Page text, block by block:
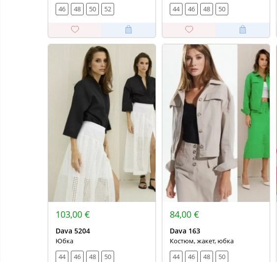
46
48 50 52
44
46 48 50
103,00 €
Dava 5204
Юбка
44
46 48 50
84,00 €
Dava 163
Костюм, жакет, юбка
44
46 48 50